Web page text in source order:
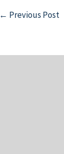
Post
← Previous Post